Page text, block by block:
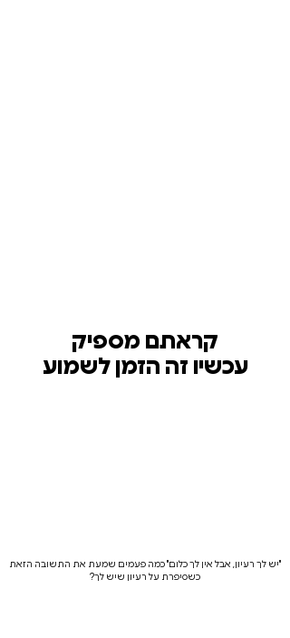
קראתם מספיק
עכשיו זה הזמן לשמוע
"יש לך רעיון, אבל אין לך כלום" כמה פעמים שמעת את התשובה הזאת
כשסיפרת על רעיון שיש לך?